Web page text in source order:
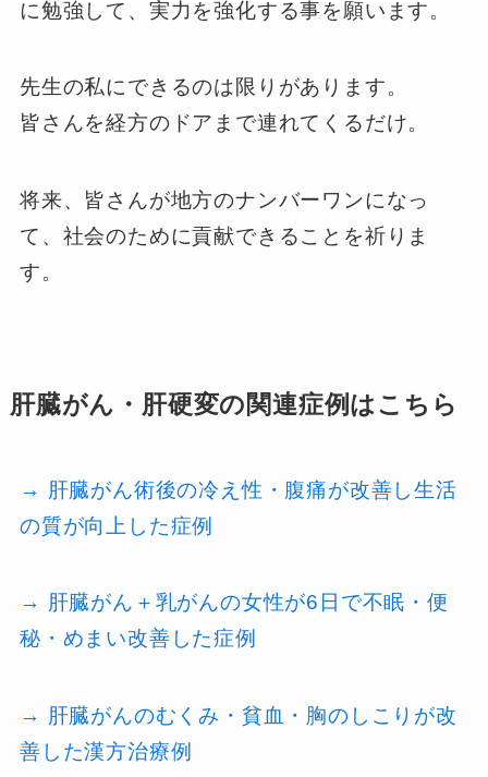
に勉強して、実力を強化する事を願います。
先生の私にできるのは限りがあります。
皆さんを経方のドアまで連れてくるだけ。
将来、皆さんが地方のナンバーワンになっ
て、社会のために貢献できることを祈りま
す。
肝臓がん・肝硬変の関連症例はこちら
→ 肝臓がん術後の冷え性・腹痛が改善し生活
の質が向上した症例
→ 肝臓がん＋乳がんの女性が6日で不眠・便
秘・めまい改善した症例
→ 肝臓がんのむくみ・貧血・胸のしこりが改
善した漢方治療例